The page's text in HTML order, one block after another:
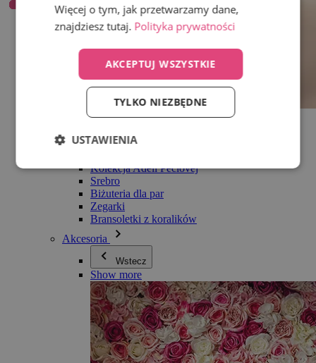
Wszystko w kategorii Biżuteria
Bransoletki
Kolekcja Adéli Pečlovej
Srebro
Biżuteria dla par
Zegarki
Bransoletki z koralików
Akcesoria
Wstecz
Show more
Więcej o tym, jak przetwarzamy dane,
znajdziesz tutaj. Polityka prywatności
AKCEPTUJ WSZYSTKIE
TYLKO NIEZBĘDNE
USTAWIENIA